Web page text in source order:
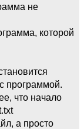
не
которой
программой.
что начало
а просто